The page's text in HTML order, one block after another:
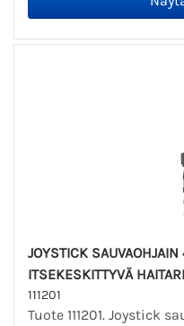
JOYSTICK
ITSEKESKITTYVÄ
111201
Tuote 111201. Joystick